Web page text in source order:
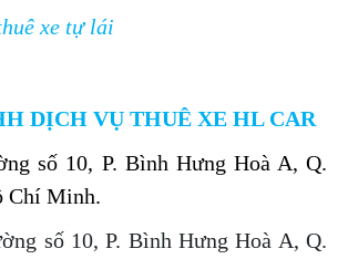
xe tự lái
DỊCH VỤ THUÊ XE HL CAR
số 10, P. Bình Hưng Hoà A, Q.
Chí Minh.
số 10, P. Bình Hưng Hoà A, Q.